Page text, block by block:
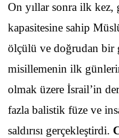
On yıllar sonra ilk kez,
kapasitesine sahip
ölçülü ve doğrudan bir
misillemenin ilk
olmak üzere İsrail’in
fazla balistik füze ve
saldırısı gerçekleştirdi.